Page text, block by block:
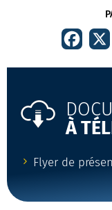
À
Flyer de